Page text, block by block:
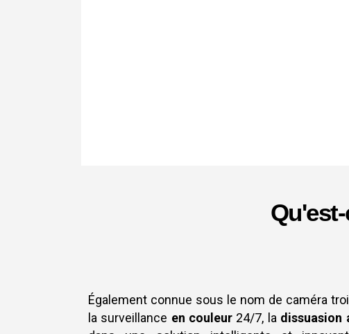
Également connue sous le nom de caméra
la surveillance en couleur 24/7, la dissuasion